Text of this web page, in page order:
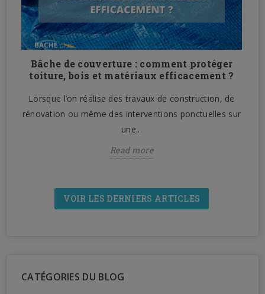
Bâche de couverture : comment protéger
toiture, bois et matériaux efficacement ?
Lorsque l’on réalise des travaux de construction, de
rénovation ou même des interventions ponctuelles sur
une...
Read more
VOIR LES DERNIERS ARTICLES
CATÉGORIES DU BLOG